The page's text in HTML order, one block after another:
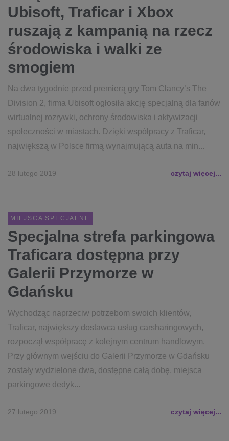
Ubisoft, Traficar i Xbox
ruszają z kampanią na rzecz
środowiska i walki ze
smogiem
Na dwa tygodnie przed premierą gry Tom Clancy’s The
Division 2, firma Ubisoft ogłosiła akcję specjalną dla fanów
wirtualnej rozrywki, ochrony środowiska i aktywizacji
społeczności w miastach. Dzięki współpracy z Traficar,
największą w Polsce firmą wynajmującą auta na min...
28 lutego 2019 czytaj więcej...
MIEJSCA SPECJALNE
Specjalna strefa parkingowa
Traficara dostępna przy
Galerii Przymorze w
Gdańsku
Wychodząc naprzeciw potrzebom swoich klientów,
Traficar, największy dostawca usług carsharingowych,
rozpoczął współpracę z kolejnym centrum handlowym.
Przy głównym wejściu do Galerii Przymorze w Gdańsku
zostały wydzielone dwa, dostępne całą dobę, miejsca
parkingowe dedyk...
27 lutego 2019 czytaj więcej...